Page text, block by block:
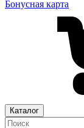
Бонусная карта
Каталог